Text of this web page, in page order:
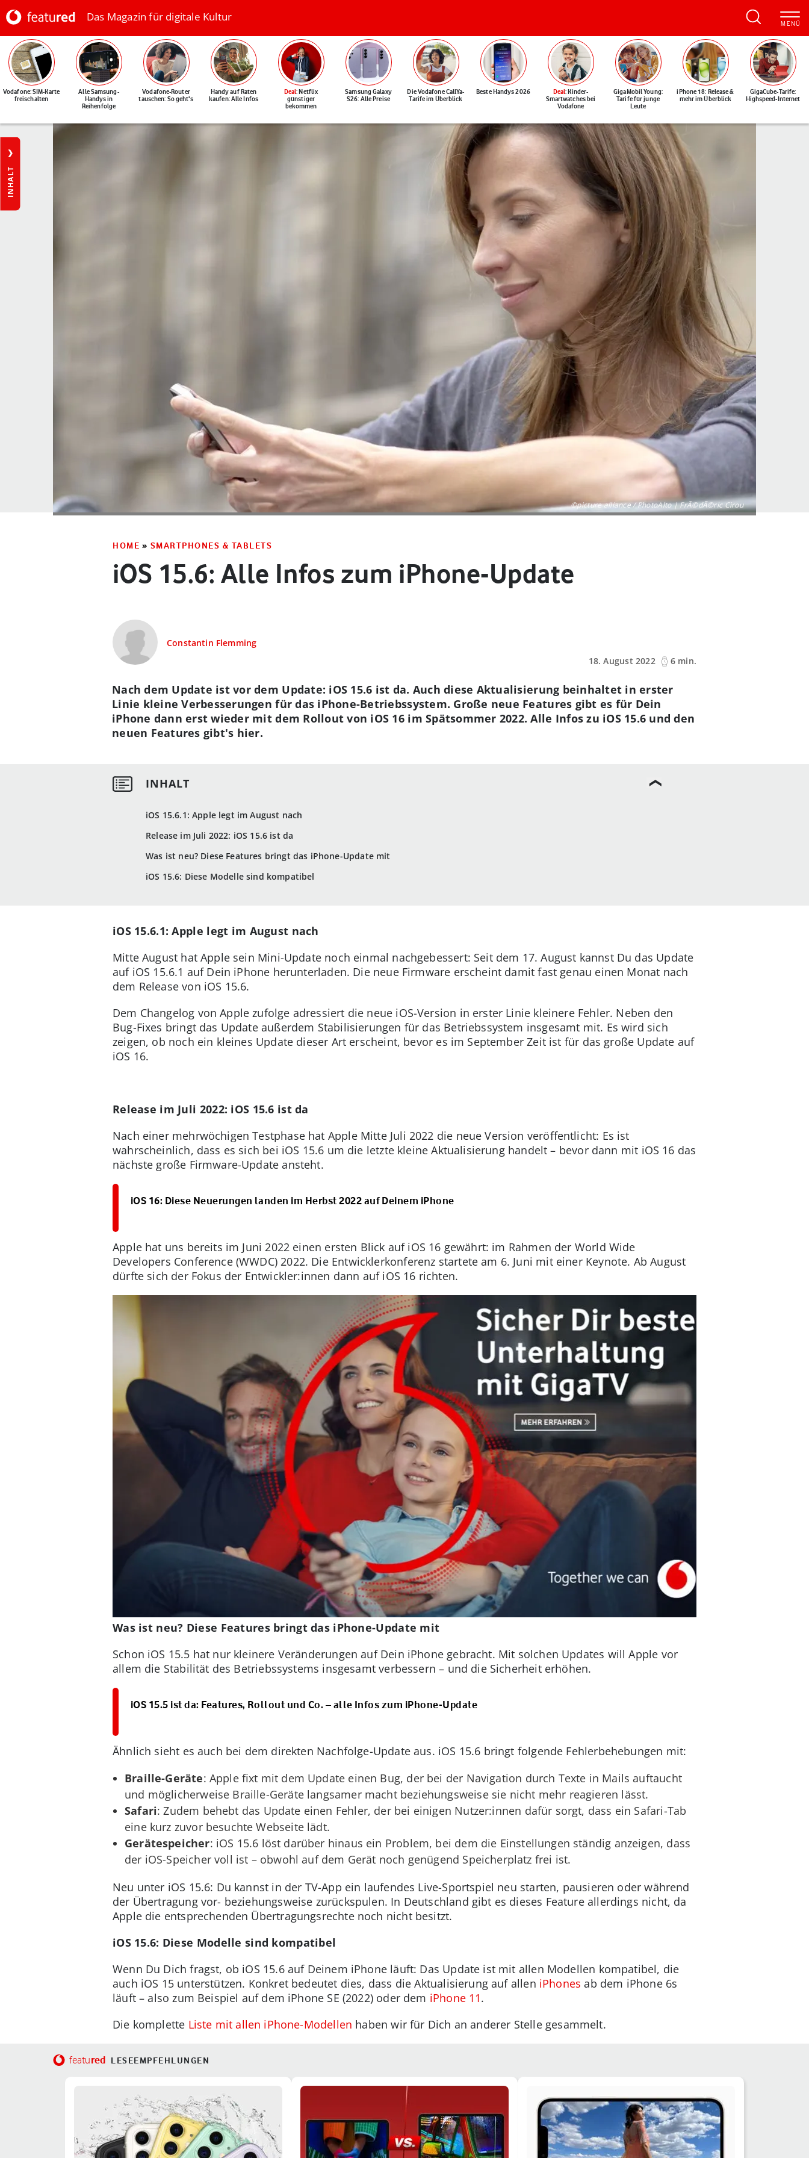
Das Magazin für digitale Kultur
Vodafone: SIM-Karte
freischalten
Alle Samsung-
Handys in
Reihenfolge
Vodafone-Router
tauschen: So geht's
Handy auf Raten
kaufen: Alle Infos
Deal: Netflix
günstiger
bekommen
Samsung Galaxy
S26: Alle Preise
Die Vodafone CallYa-
Tarife im Überblick
Beste Handys 2026 Deal: Kinder-
Smartwatches bei
Vodafone
GigaMobil Young:
Tarife für junge
Leute
iPhone 18: Release &
mehr im Überblick
GigaCube-Tarife:
Highspeed-Internet
INHALT
©picture alliance / PhotoAlto | FrÃ©dÃ©ric Cirou
HOME » SMARTPHONES & TABLETS
iOS 15.6: Alle Infos zum iPhone-Update
Constantin Flemming
18. August 2022
6 min.
iOS 15.6.1: Apple legt im August nach
Release im Juli 2022: iOS 15.6 ist da
Was ist neu? Diese Features bringt das iPhone-Update mit
iOS 15.6: Diese Modelle sind kompatibel
Nach dem Update ist vor dem Update: iOS 15.6 ist da. Auch diese Aktualisierung beinhaltet in erster
Linie kleine Verbesserungen für das iPhone-Betriebssystem. Große neue Features gibt es für Dein
iPhone dann erst wieder mit dem Rollout von iOS 16 im Spätsommer 2022. Alle Infos zu iOS 15.6 und den
neuen Features gibt's hier.
iOS 15.6.1: Apple legt im August nach
Mitte August hat Apple sein Mini-Update noch einmal nachgebessert: Seit dem 17. August kannst Du das Update
auf iOS 15.6.1 auf Dein iPhone herunterladen. Die neue Firmware erscheint damit fast genau einen Monat nach
dem Release von iOS 15.6.
Dem Changelog von Apple zufolge adressiert die neue iOS-Version in erster Linie kleinere Fehler. Neben den
Bug-Fixes bringt das Update außerdem Stabilisierungen für das Betriebssystem insgesamt mit. Es wird sich
zeigen, ob noch ein kleines Update dieser Art erscheint, bevor es im September Zeit ist für das große Update auf
iOS 16.
Release im Juli 2022: iOS 15.6 ist da
Nach einer mehrwöchigen Testphase hat Apple Mitte Juli 2022 die neue Version veröffentlicht: Es ist
wahrscheinlich, dass es sich bei iOS 15.6 um die letzte kleine Aktualisierung handelt – bevor dann mit iOS 16 das
nächste große Firmware-Update ansteht.
iOS 16: Diese Neuerungen landen im Herbst 2022 auf Deinem iPhone
Apple hat uns bereits im Juni 2022 einen ersten Blick auf iOS 16 gewährt: im Rahmen der World Wide
Developers Conference (WWDC) 2022. Die Entwicklerkonferenz startete am 6. Juni mit einer Keynote. Ab August
dürfte sich der Fokus der Entwickler:innen dann auf iOS 16 richten.
Was ist neu? Diese Features bringt das iPhone-Update mit
Schon iOS 15.5 hat nur kleinere Veränderungen auf Dein iPhone gebracht. Mit solchen Updates will Apple vor
allem die Stabilität des Betriebssystems insgesamt verbessern – und die Sicherheit erhöhen.
iOS 15.5 ist da: Features, Rollout und Co. – alle Infos zum iPhone-Update
Ähnlich sieht es auch bei dem direkten Nachfolge-Update aus. iOS 15.6 bringt folgende Fehlerbehebungen mit:
Braille-Geräte: Apple fixt mit dem Update einen Bug, der bei der Navigation durch Texte in Mails auftaucht
und möglicherweise Braille-Geräte langsamer macht beziehungsweise sie nicht mehr reagieren lässt.
Safari: Zudem behebt das Update einen Fehler, der bei einigen Nutzer:innen dafür sorgt, dass ein Safari-Tab
eine kurz zuvor besuchte Webseite lädt.
Gerätespeicher: iOS 15.6 löst darüber hinaus ein Problem, bei dem die Einstellungen ständig anzeigen, dass
der iOS-Speicher voll ist – obwohl auf dem Gerät noch genügend Speicherplatz frei ist.
Neu unter iOS 15.6: Du kannst in der TV-App ein laufendes Live-Sportspiel neu starten, pausieren oder während
der Übertragung vor- beziehungsweise zurückspulen. In Deutschland gibt es dieses Feature allerdings nicht, da
Apple die entsprechenden Übertragungsrechte noch nicht besitzt.
iOS 15.6: Diese Modelle sind kompatibel
Wenn Du Dich fragst, ob iOS 15.6 auf Deinem iPhone läuft: Das Update ist mit allen Modellen kompatibel, die
auch iOS 15 unterstützen. Konkret bedeutet dies, dass die Aktualisierung auf allen iPhones ab dem iPhone 6s
läuft – also zum Beispiel auf dem iPhone SE (2022) oder dem iPhone 11.
Die komplette Liste mit allen iPhone-Modellen haben wir für Dich an anderer Stelle gesammelt.
featured LESEEMPFEHLUNGEN